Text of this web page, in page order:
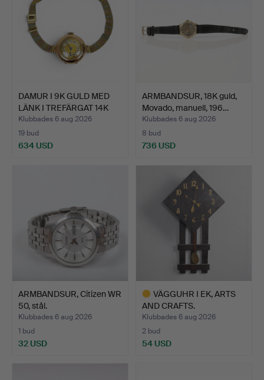
DAMUR I 9K GULD MED
LÄNK I TREFÄRGAT 14K
G…
Klubbades 6 aug 2026
19 bud
634 USD
ARMBANDSUR, 18K guld,
Movado, manuell, 196…
Klubbades 6 aug 2026
8 bud
736 USD
ARMBANDSUR, Citizen WR
50, stål.
Klubbades 6 aug 2026
1 bud
32 USD
VÄGGUHR I EK, ARTS
AND CRAFTS.
Klubbades 6 aug 2026
2 bud
54 USD